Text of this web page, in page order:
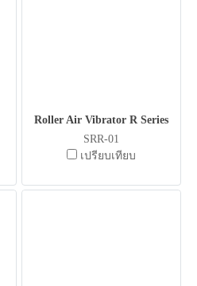
Roller Air Vibrator R Series
SRR-01
เปรียบเทียบ